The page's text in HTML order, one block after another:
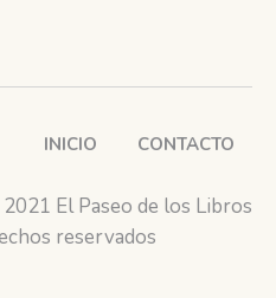
INICIO CONTACTO
El Paseo de los Libros
reservados